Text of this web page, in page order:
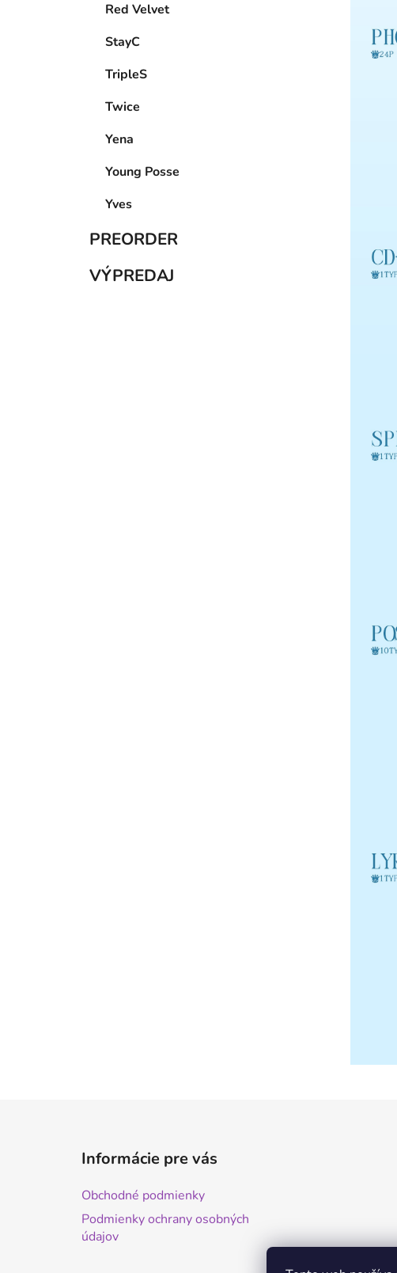
Red Velvet
StayC
TripleS
Twice
Yena
Young Posse
Yves
PREORDER
VÝPREDAJ
Informácie pre vás
Obchodné podmienky
Podmienky ochrany osobných
údajov